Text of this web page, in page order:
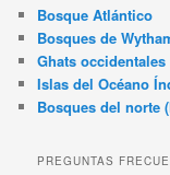
Bosque Atlántico
Bosques de
Ghats occidentales
Islas del Océano
Bosques del norte
PREGUNTAS